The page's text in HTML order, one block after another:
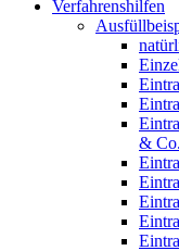
Verfahrenshilfen
&